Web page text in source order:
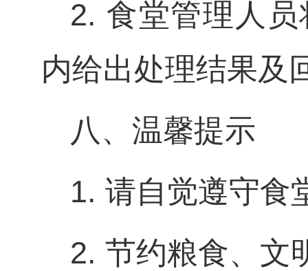
2. 食堂管理人
内给出处理结果及
八、温馨提示
1. 请自觉遵守食
2. 节约粮食、文